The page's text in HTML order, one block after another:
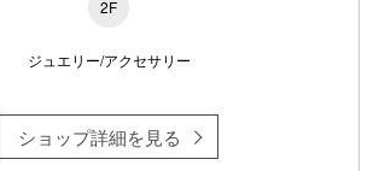
2F
ジュエリー/アクセサリー
ショップ詳細を見る